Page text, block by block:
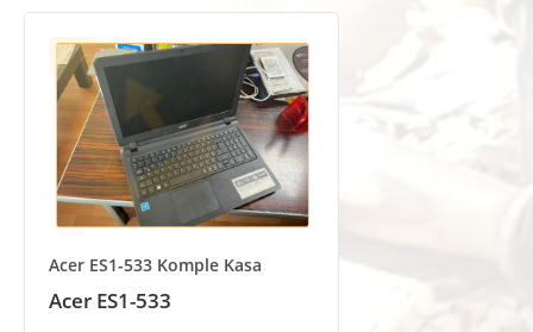
Acer ES1-533 Komple Kasa
Acer ES1-533